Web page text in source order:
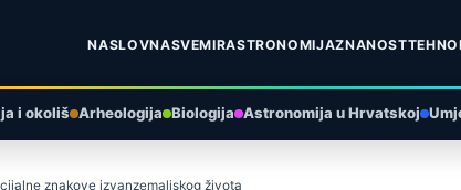
NASLOVNASVEMIRASTRONOMIJAZNANOST
i okoliš Arheologija Biologija Astronomija u Hrvatskoj
znakove izvanzemaljskog života